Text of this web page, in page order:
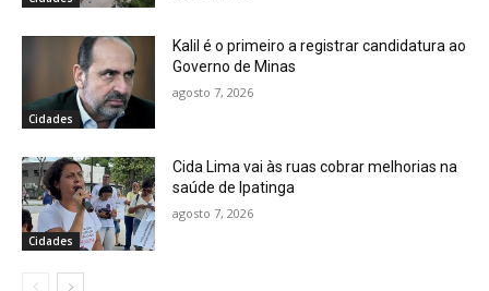
Cidades
Kalil é o primeiro a registrar candidatura ao
Governo de Minas
agosto 7, 2026
Cidades
Cida Lima vai às ruas cobrar melhorias na
saúde de Ipatinga
agosto 7, 2026